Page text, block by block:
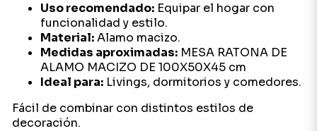
Uso recomendado:Equipar el hogar con
funcionalidad y estilo.
Material:Alamo macizo.
Medidas aproximadas:MESA RATONA DE
ALAMO MACIZO DE 100X50X45 cm
Ideal para:Livings, dormitorios y comedores.
Fácil de combinar con distintos estilos de
decoración.